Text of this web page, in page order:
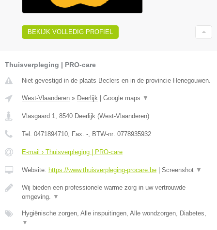
BEKIJK VOLLEDIG PROFIEL
Thuisverpleging | PRO-care
Niet gevestigd in de plaats Beclers en in de provincie Henegouwen.
West-Vlaanderen » Deerlijk | Google maps ▼
Vlasgaard 1 8540 Deerlijk (West-Vlaanderen)
Tel: 0471894710 , Fax: - , BTW-nr: 0778935932
E-mail › Thuisverpleging | PRO-care
Website: https://www.thuisverpleging-procare.be | Screenshot ▼
Wij bieden een professionele warme zorg in uw vertrouwde
omgeving.
▼
Hygiënische zorgen, Alle inspuitingen, Alle wondzorgen, Diabetes,
▼